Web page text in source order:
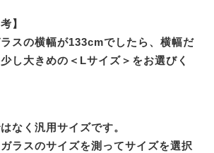
】
スの横幅が133cmでしたら、横幅だ
し大きめの＜Lサイズ＞をお選びく
なく汎用サイズです。
ラスのサイズを測ってサイズを選択